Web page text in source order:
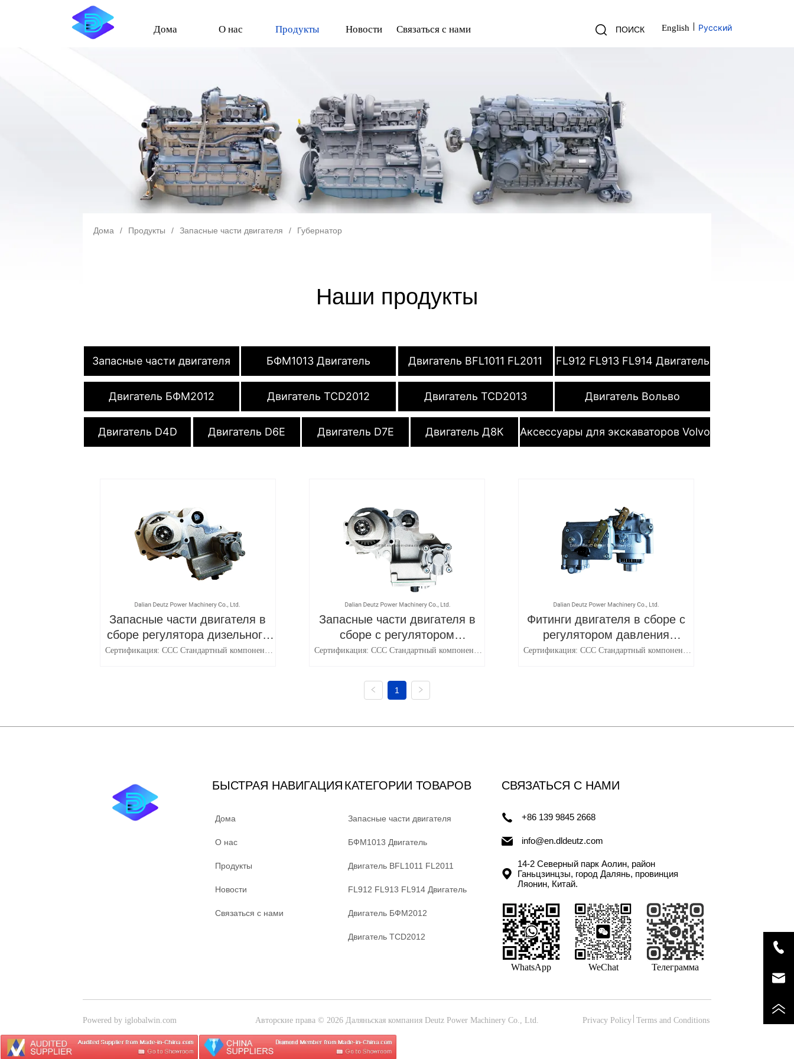
Дома О нас Продукты Новости Связаться с нами ПОИСК English Русский
Дома / Продукты / Запасные части двигателя / Губернатор
Наши продукты
Запасные части двигателя БФМ1013 Двигатель Двигатель BFL1011 FL2011 FL912 FL913 FL914 Двигатель
Двигатель БФМ2012 Двигатель TCD2012 Двигатель TCD2013 Двигатель Вольво
Двигатель D4D Двигатель D6E Двигатель D7E Двигатель Д8К Аксессуары для экскаваторов Volvo
Запасные части двигателя в
сборе регулятора дизельного
двигателя Deutz
Сертификация: ССС Стандартный компонент:
Запасные части двигателя в
сборе с регулятором
дизельного двигателя
Сертификация: ССС Стандартный компонент:
Губернаторская Ассамблея Транспортный пакет:
Картонная упаковка
Фитинги двигателя в сборе с
регулятором давления
дизельного двигателя Deutz
Сертификация: ССС Стандартный компонент:
1
БЫСТРАЯ НАВИГАЦИЯ
Дома
О нас
Продукты
Новости
Связаться с нами
КАТЕГОРИИ ТОВАРОВ
Запасные части двигателя
БФМ1013 Двигатель
Двигатель BFL1011 FL2011
FL912 FL913 FL914 Двигатель
Двигатель БФМ2012
Двигатель TCD2012
СВЯЗАТЬСЯ С НАМИ
+86 139 9845 2668
info@en.dldeutz.com
14-2 Северный парк Аолин, район
Ганьцзинцзы, город Далянь, провинция
Ляонин, Китай.
WhatsApp WeChat Телеграмма
Powered by iglobalwin.com Авторские права © 2026 Даляньская компания Deutz Power Machinery Co., Ltd. Privacy Policy Terms and Conditions